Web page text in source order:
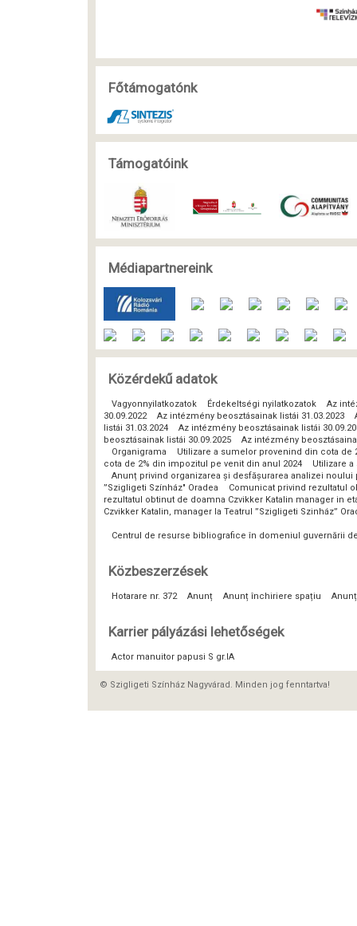
Főtámogatónk
Támogatóink
Médiapartnereink
Közérdekű adatok
Vagyonnyilatkozatok Érdekeltségi nyilatkozatok
Az
30.09.2022
Az intézmény beosztásainak listái 31.03.2023
listái 31.03.2024
Az intézmény beosztásainak listái
beosztásainak listái 30.09.2025
Az intézmény
Organigrama
Utilizare a sumelor provenind din cota
cota de 2% din impozitul pe venit din anul 2024
Utilizare
Anunț privind organizarea și desfășurarea analizei
”Szigligeti Színház" Oradea
Comunicat privind rezultatul
rezultatul obtinut de doamna Czvikker Katalin manager in
Czvikker Katalin, manager la Teatrul ”Szigligeti Szinház”
Centrul de resurse bibliografice în domeniul guvernării
Közbeszerzések
Hotarare nr. 372 Anunț Anunț închiriere spațiu
Karrier pályázási lehetőségek
Actor manuitor papusi S gr.IA
© Szigligeti Színház Nagyvárad. Minden jog fenntartva!